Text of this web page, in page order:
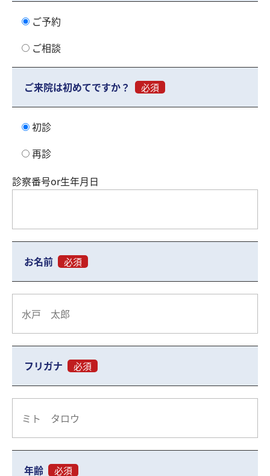
ご予約
ご相談
ご来院は初めてですか？ 必須
初診
再診
診察番号or生年月日
お名前 必須
フリガナ 必須
年齢 必須